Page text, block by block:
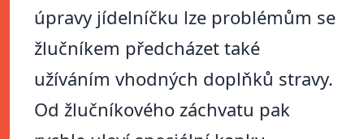
úpravy jídelníčku lze problémům se
žlučníkem předcházet také
užíváním vhodných doplňků stravy.
Od žlučníkového záchvatu pak